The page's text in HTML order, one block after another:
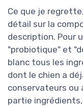
Ce que je
détail sur la
description. Pour
"probiotique" et
blanc tous les
dont le chien a
conservateurs ou
partie